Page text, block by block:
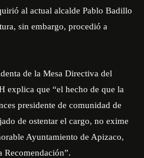
al actual alcalde Pablo Badillo
sin embargo, procedió a
de la Mesa Directiva del
explica que “el hecho de que la
presidente de comunidad de
de ostentar el cargo, no exime
Ayuntamiento de Apizaco,
Recomendación”.